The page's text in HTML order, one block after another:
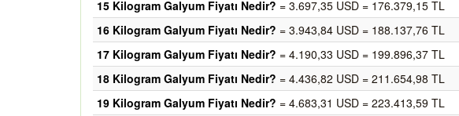
15 Kilogram Galyum Fiyatı Nedir? = 3.697,35 USD = 176.379,15 TL
16 Kilogram Galyum Fiyatı Nedir? = 3.943,84 USD = 188.137,76 TL
17 Kilogram Galyum Fiyatı Nedir? = 4.190,33 USD = 199.896,37 TL
18 Kilogram Galyum Fiyatı Nedir? = 4.436,82 USD = 211.654,98 TL
19 Kilogram Galyum Fiyatı Nedir? = 4.683,31 USD = 223.413,59 TL